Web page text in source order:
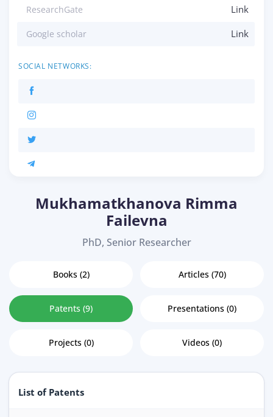
ResearchGate Link
Google scholar Link
SOCIAL NETWORKS:
Mukhamatkhanova Rimma
Failevna
PhD, Senior Researcher
Books (2) Articles (70)
Patents (9) Presentations (0)
Projects (0) Videos (0)
List of Patents